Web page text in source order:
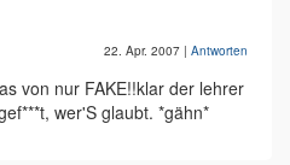
22. Apr. 2007 | Antworten
von nur FAKE!!klar der lehrer
wer'S glaubt. *gähn*